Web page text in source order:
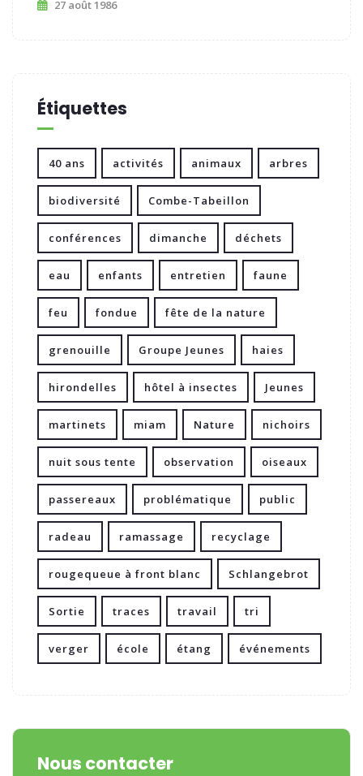
27 août 1986
Étiquettes
40 ans activités animaux arbres
biodiversité Combe-Tabeillon
conférences dimanche déchets
eau enfants entretien faune
feu fondue fête de la nature
grenouille Groupe Jeunes haies
hirondelles hôtel à insectes Jeunes
martinets miam Nature nichoirs
nuit sous tente observation oiseaux
passereaux problématique public
radeau ramassage recyclage
rougequeue à front blanc Schlangebrot
Sortie traces travail tri
verger école étang événements
Nous contacter